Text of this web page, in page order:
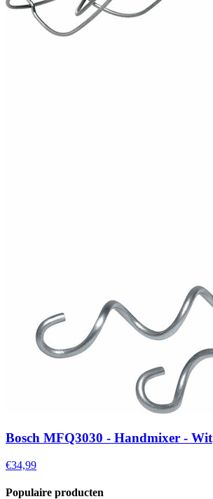
Bosch MFQ3030 - Handmixer - Wit
€34,99
Populaire producten